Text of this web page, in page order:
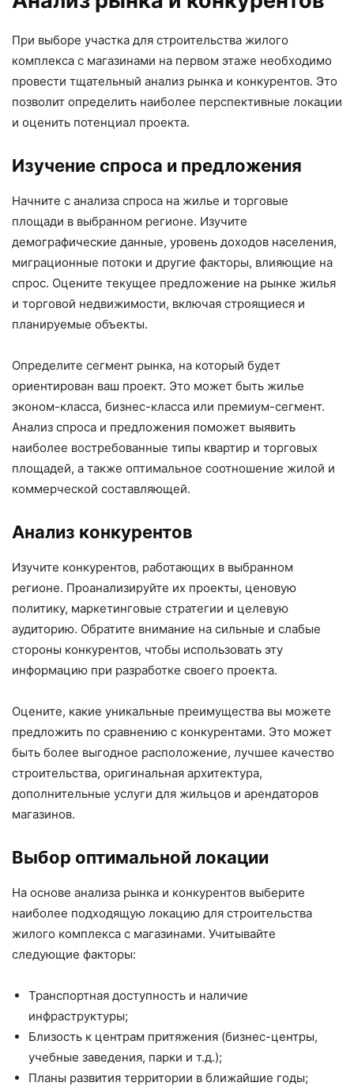
При выборе участка для строительства жилого
комплекса с магазинами на первом этаже необходимо
провести тщательный анализ рынка и конкурентов. Это
позволит определить наиболее перспективные локации
и оценить потенциал проекта.
Изучение спроса и предложения
Начните с анализа спроса на жилье и торговые
площади в выбранном регионе. Изучите
демографические данные, уровень доходов населения,
миграционные потоки и другие факторы, влияющие на
спрос. Оцените текущее предложение на рынке жилья
и торговой недвижимости, включая строящиеся и
планируемые объекты.
Определите сегмент рынка, на который будет
ориентирован ваш проект. Это может быть жилье
эконом-класса, бизнес-класса или премиум-сегмент.
Анализ спроса и предложения поможет выявить
наиболее востребованные типы квартир и торговых
площадей, а также оптимальное соотношение жилой и
коммерческой составляющей.
Анализ конкурентов
Изучите конкурентов, работающих в выбранном
регионе. Проанализируйте их проекты, ценовую
политику, маркетинговые стратегии и целевую
аудиторию. Обратите внимание на сильные и слабые
стороны конкурентов, чтобы использовать эту
информацию при разработке своего проекта.
Оцените, какие уникальные преимущества вы можете
предложить по сравнению с конкурентами. Это может
быть более выгодное расположение, лучшее качество
строительства, оригинальная архитектура,
дополнительные услуги для жильцов и арендаторов
магазинов.
Выбор оптимальной локации
На основе анализа рынка и конкурентов выберите
наиболее подходящую локацию для строительства
жилого комплекса с магазинами. Учитывайте
следующие факторы:
Транспортная доступность и наличие
инфраструктуры;
Близость к центрам притяжения (бизнес-центры,
учебные заведения, парки и т.д.);
Планы развития территории в ближайшие годы;